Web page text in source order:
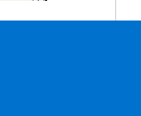
oferece
de